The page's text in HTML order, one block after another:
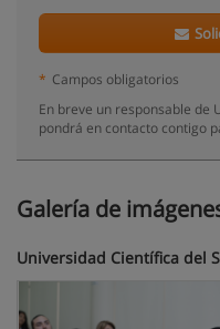
* Campos obligatorios
En breve un responsable de
pondrá en contacto contigo
Galería de
Universidad Científica del